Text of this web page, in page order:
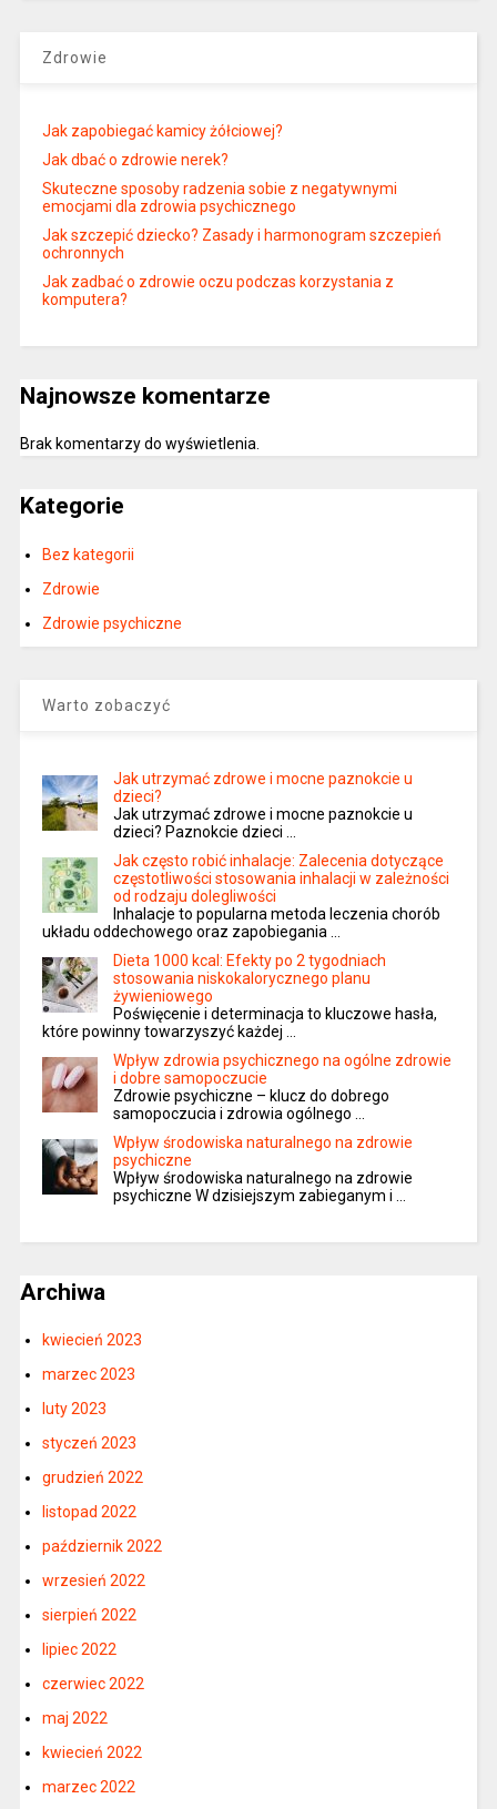
Zdrowie
Jak zapobiegać kamicy żółciowej?
Jak dbać o zdrowie nerek?
Skuteczne sposoby radzenia sobie z negatywnymi
emocjami dla zdrowia psychicznego
Jak szczepić dziecko? Zasady i harmonogram szczepień
ochronnych
Jak zadbać o zdrowie oczu podczas korzystania z
komputera?
Najnowsze komentarze
Brak komentarzy do wyświetlenia.
Kategorie
Bez kategorii
Zdrowie
Zdrowie psychiczne
Warto zobaczyć
Jak utrzymać zdrowe i mocne paznokcie u
dzieci?
Jak utrzymać zdrowe i mocne paznokcie u
dzieci? Paznokcie dzieci …
Jak często robić inhalacje: Zalecenia dotyczące
częstotliwości stosowania inhalacji w zależności
od rodzaju dolegliwości
Inhalacje to popularna metoda leczenia chorób
układu oddechowego oraz zapobiegania …
Dieta 1000 kcal: Efekty po 2 tygodniach
stosowania niskokalorycznego planu
żywieniowego
Poświęcenie i determinacja to kluczowe hasła,
które powinny towarzyszyć każdej …
Wpływ zdrowia psychicznego na ogólne zdrowie
i dobre samopoczucie
Zdrowie psychiczne – klucz do dobrego
samopoczucia i zdrowia ogólnego …
Wpływ środowiska naturalnego na zdrowie
psychiczne
Wpływ środowiska naturalnego na zdrowie
psychiczne W dzisiejszym zabieganym i …
Archiwa
kwiecień 2023
marzec 2023
luty 2023
styczeń 2023
grudzień 2022
listopad 2022
październik 2022
wrzesień 2022
sierpień 2022
lipiec 2022
czerwiec 2022
maj 2022
kwiecień 2022
marzec 2022